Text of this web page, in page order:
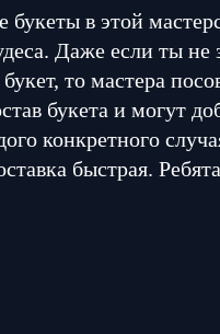
букеты в этой
Даже если ты не
то мастера
букета и могут
конкретного
быстрая. Ребята